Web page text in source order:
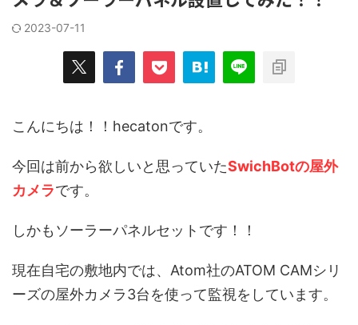
2023-07-11
こんにちは！！hecatonです。
今回は前から欲しいと思っていたSwichBotの屋外
カメラです。
しかもソーラーパネルセットです！！
現在自宅の敷地内では、Atom社のATOM CAMシリ
ーズの屋外カメラ3台を使って監視をしています。